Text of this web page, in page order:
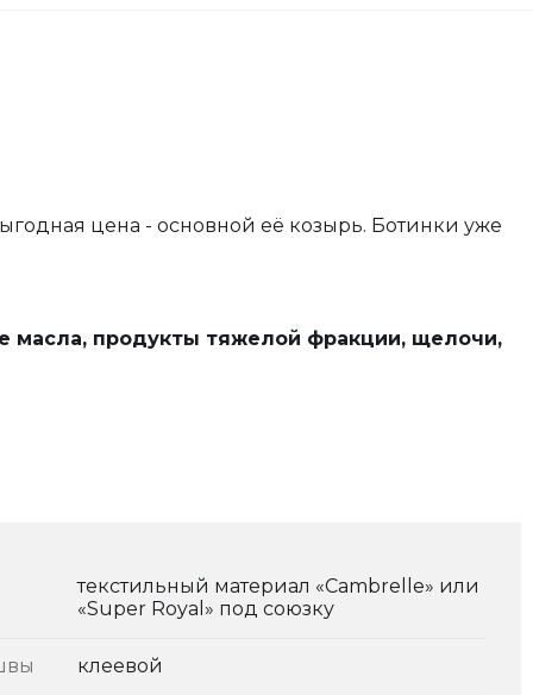
цена - основной её козырь. Ботинки уже
масла, продукты тяжелой фракции, щелочи,
текстильный материал «Cambrelle» или
«Super Royal» под союзку
клеевой